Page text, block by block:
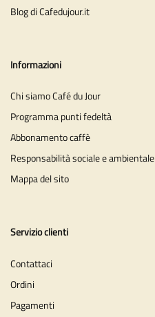
Blog di Cafedujour.it
Informazioni
Chi siamo Café du Jour
Programma punti fedeltà
Abbonamento caffè
Responsabilità sociale e ambientale
Mappa del sito
Servizio clienti
Contattaci
Ordini
Pagamenti